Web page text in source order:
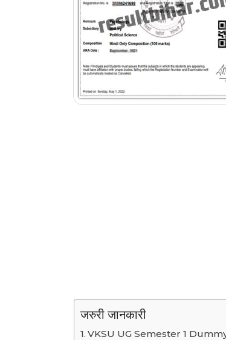
जरुरी जानकारी
VKSU UG Semester 1